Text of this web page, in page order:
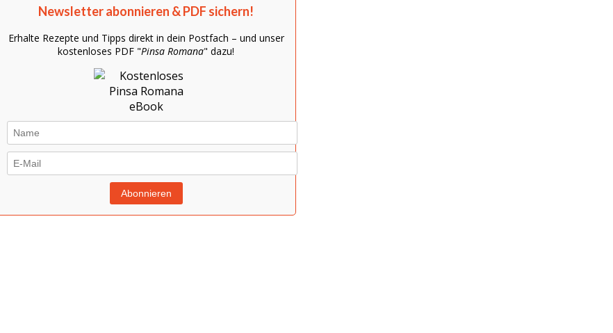
Newsletter abonnieren & PDF sichern!
Erhalte Rezepte und Tipps direkt in dein Postfach – und unser
kostenloses PDF "Pinsa Romana" dazu!